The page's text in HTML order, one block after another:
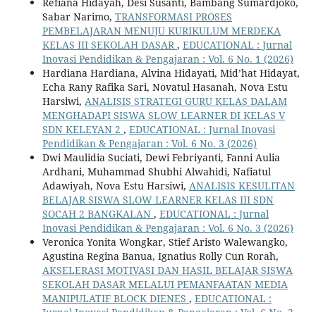
Sabar Narimo, TRANSFORMASI PROSES
PEMBELAJARAN MENUJU KURIKULUM MERDEKA
KELAS III SEKOLAH DASAR, EDUCATIONAL : Jurnal
Inovasi Pendidikan & Pengajaran : Vol. 6 No. 1 (2026)
Hardiana Hardiana, Alvina Hidayati, Mid’hat Hidayat,
Echa Rany Rafika Sari, Novatul Hasanah, Nova Estu
Harsiwi, ANALISIS STRATEGI GURU KELAS DALAM
MENGHADAPI SISWA SLOW LEARNER DI KELAS V
SDN KELEYAN 2 , EDUCATIONAL : Jurnal Inovasi
Pendidikan & Pengajaran : Vol. 6 No. 3 (2026)
Dwi Maulidia Suciati, Dewi Febriyanti, Fanni Aulia
Ardhani, Muhammad Shubhi Alwahidi, Nafiatul
Adawiyah, Nova Estu Harsiwi, ANALISIS KESULITAN
BELAJAR SISWA SLOW LEARNER KELAS III SDN
SOCAH 2 BANGKALAN , EDUCATIONAL : Jurnal
Inovasi Pendidikan & Pengajaran : Vol. 6 No. 3 (2026)
Veronica Yonita Wongkar, Stief Aristo Walewangko,
Agustina Regina Banua, Ignatius Rolly Cun Rorah,
AKSELERASI MOTIVASI DAN HASIL BELAJAR SISWA
SEKOLAH DASAR MELALUI PEMANFAATAN MEDIA
MANIPULATIF BLOCK DIENES , EDUCATIONAL :